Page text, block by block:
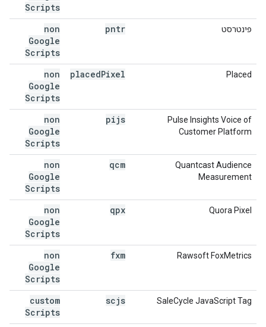
Scripts
פינטרסט pntr
non
Google
Scripts
Placed
placedPixel
non
Google
Scripts
Pulse Insights Voice of
Customer Platform
pijs
non
Google
Scripts
Quantcast Audience
Measurement
qcm
non
Google
Scripts
Quora Pixel
qpx
non
Google
Scripts
Rawsoft FoxMetrics
fxm
non
Google
Scripts
SaleCycle JavaScript Tag
scjs
custom
Scripts